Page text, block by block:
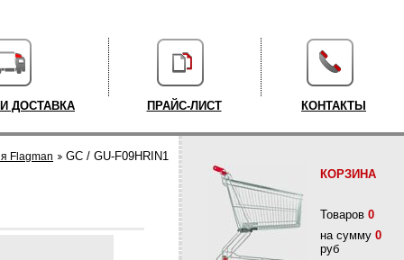
ДОСТАВКА ПРАЙС-ЛИСТ КОНТАКТЫ
Flagman GC / GU-F09HRIN1
КОРЗИНА
Товаров 0
на сумму 0
руб